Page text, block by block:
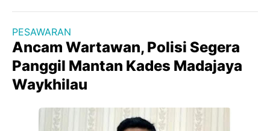
PESAWARAN
Ancam Wartawan, Polisi Segera
Panggil Mantan Kades Madajaya
Waykhilau